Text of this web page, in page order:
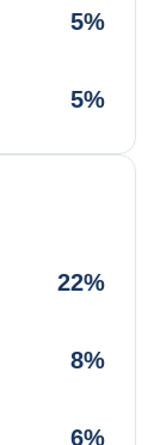
5%
5%
22%
8%
6%